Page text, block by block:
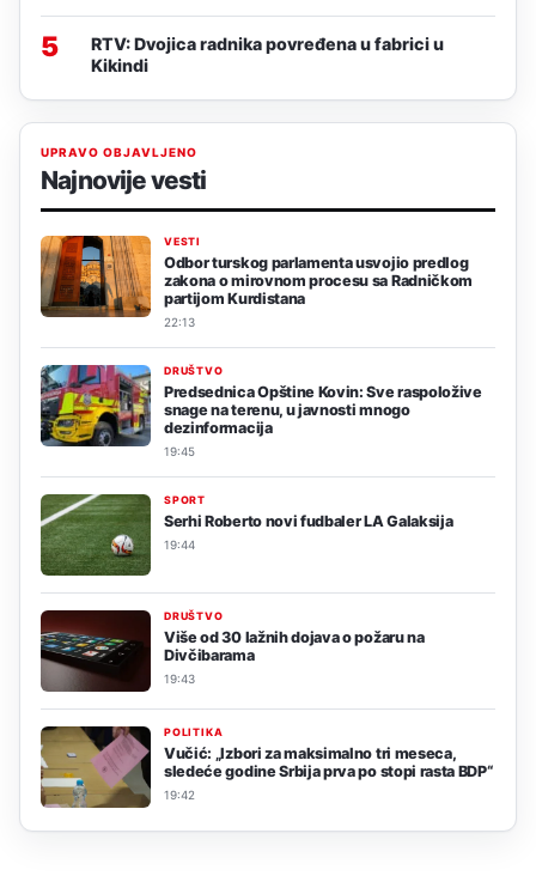
5
RTV: Dvojica radnika povređena u fabrici u
Kikindi
UPRAVO OBJAVLJENO
Najnovije vesti
VESTI
Odbor turskog parlamenta usvojio predlog
zakona o mirovnom procesu sa Radničkom
partijom Kurdistana
22:13
DRUŠTVO
Predsednica Opštine Kovin: Sve raspoložive
snage na terenu, u javnosti mnogo
dezinformacija
19:45
SPORT
Serhi Roberto novi fudbaler LA Galaksija
19:44
DRUŠTVO
Više od 30 lažnih dojava o požaru na
Divčibarama
19:43
POLITIKA
Vučić: „Izbori za maksimalno tri meseca,
sledeće godine Srbija prva po stopi rasta BDP“
19:42